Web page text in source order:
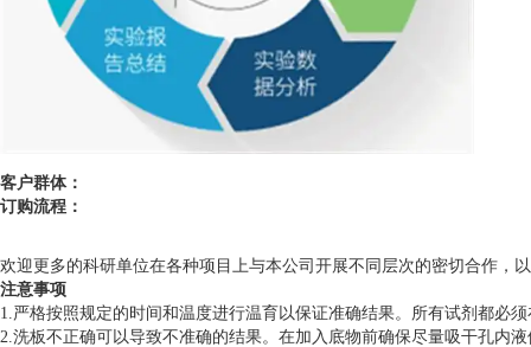
客户群体：
订购流程：
欢迎更多的科研单位在各种项目上与本公司开展不同层次的密切合作，
注意事项
1.严格按照规定的时间和温度进行温育以保证准确结果。所有试剂都必
2.洗板不正确可以导致不准确的结果。在加入底物前确保尽量吸干孔内